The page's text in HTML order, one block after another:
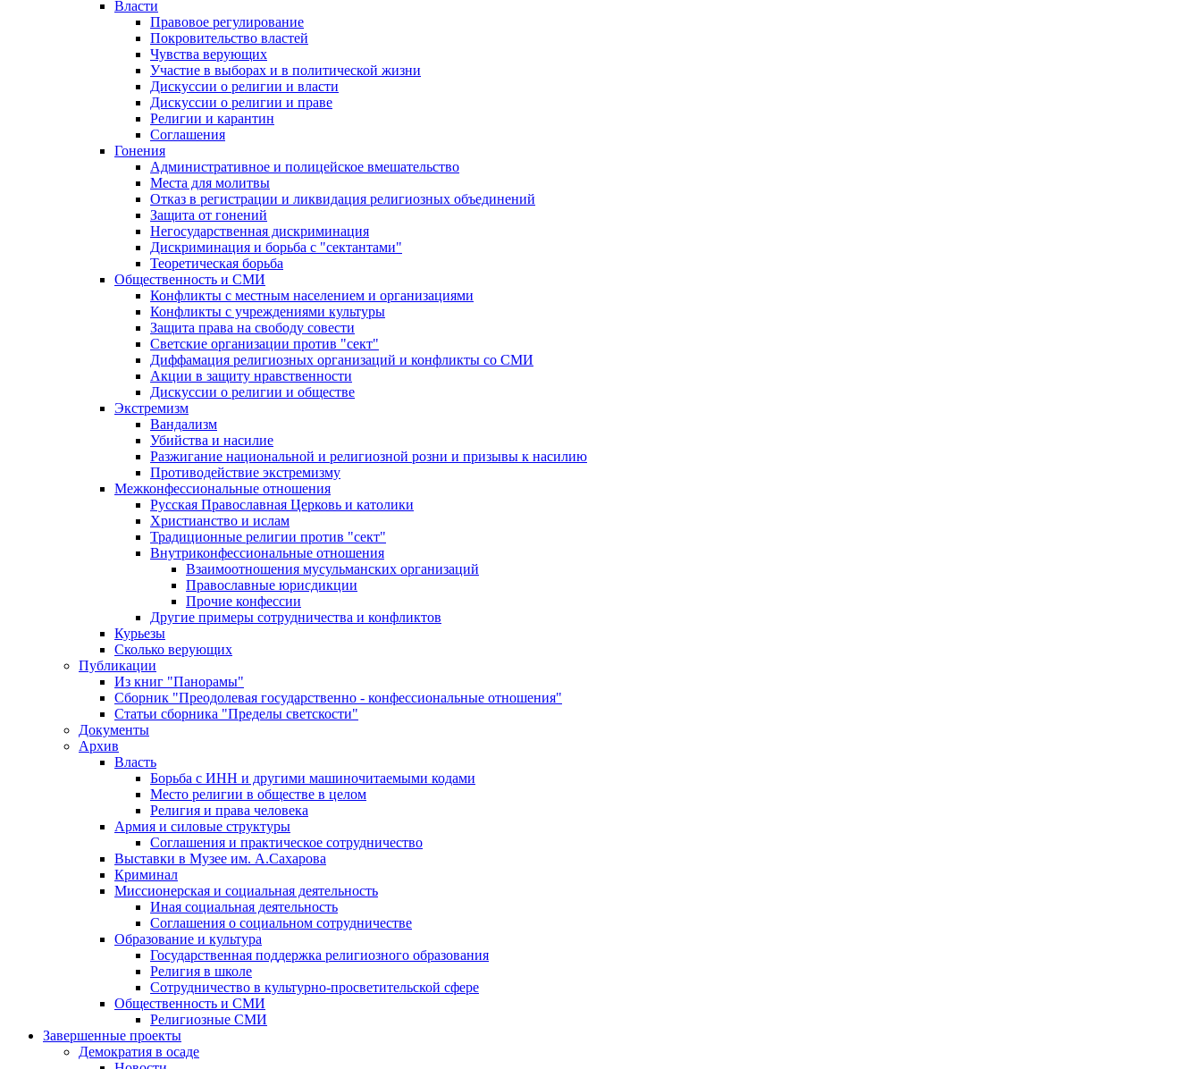
Власти
Правовое регулирование
Покровительство властей
Чувства верующих
Участие в выборах и в политической жизни
Дискуссии о религии и власти
Дискуссии о религии и праве
Религии и карантин
Соглашения
Гонения
Административное и полицейское вмешательство
Места для молитвы
Отказ в регистрации и ликвидация религиозных объединений
Защита от гонений
Негосударственная дискриминация
Дискриминация и борьба с "сектантами"
Теоретическая борьба
Общественность и СМИ
Конфликты с местным населением и организациями
Конфликты с учреждениями культуры
Защита права на свободу совести
Светские организации против "сект"
Диффамация религиозных организаций и конфликты со СМИ
Акции в защиту нравственности
Дискуссии о религии и обществе
Экстремизм
Вандализм
Убийства и насилие
Разжигание национальной и религиозной розни и призывы к насилию
Противодействие экстремизму
Межконфессиональные отношения
Русская Православная Церковь и католики
Христианство и ислам
Традиционные религии против "сект"
Внутриконфессиональные отношения
Взаимоотношения мусульманских организаций
Православные юрисдикции
Прочие конфессии
Другие примеры сотрудничества и конфликтов
Курьезы
Сколько верующих
Публикации
Из книг "Панорамы"
Сборник "Преодолевая государственно - конфессиональные отношения"
Статьи сборника "Пределы светскости"
Документы
Архив
Власть
Борьба с ИНН и другими машиночитаемыми кодами
Место религии в обществе в целом
Религия и права человека
Армия и силовые структуры
Соглашения и практическое сотрудничество
Выставки в Музее им. А.Сахарова
Криминал
Миссионерская и социальная деятельность
Иная социальная деятельность
Соглашения о социальном сотрудничестве
Образование и культура
Государственная поддержка религиозного образования
Религия в школе
Сотрудничество в культурно-просветительской сфере
Общественность и СМИ
Религиозные СМИ
Завершенные проекты
Демократия в осаде